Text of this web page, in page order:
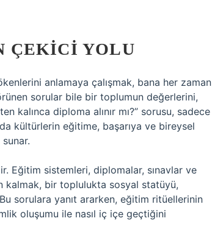
ÇEKICI YOLU
anlamaya çalışmak, bana her zaman
sorular bile bir toplumun değerlerini,
kalınca diploma alınır mı?” sorusu, sadece
kültürlerin eğitime, başarıya ve bireysel
Eğitim sistemleri, diplomalar, sınavlar ve
kalmak, bir toplulukta sosyal statüyü,
sorulara yanıt ararken, eğitim ritüellerinin
oluşumu ile nasıl iç içe geçtiğini